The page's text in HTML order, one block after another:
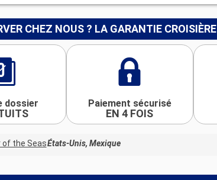
CHEZ NOUS ? LA GARANTIE CROISIÈRE
dossier Paiement sécurisé
EN 4 FOIS
of the SeasÉtats-Unis, Mexique